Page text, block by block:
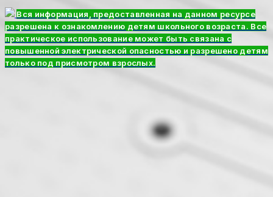
Вся информация, предоставленная на данном ресурсе
разрешена к ознакомлению детям школьного возраста. Все
практическое использование может быть связана с
повышенной электрической опасностью и разрешено детям
только под присмотром взрослых.